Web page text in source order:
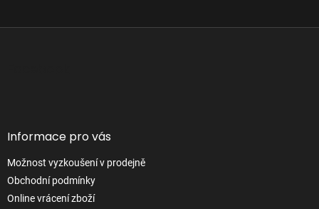
Z
Informace pro vás
Možnost vyzkoušení v prodejně
Obchodní podmínky
Online vrácení zboží